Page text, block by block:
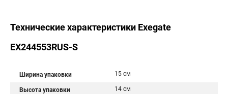
Технические характеристики Exegate
EX244553RUS-S
Ширина упаковки 15 см
Высота упаковки 14 см